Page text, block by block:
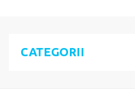
CATEGORII